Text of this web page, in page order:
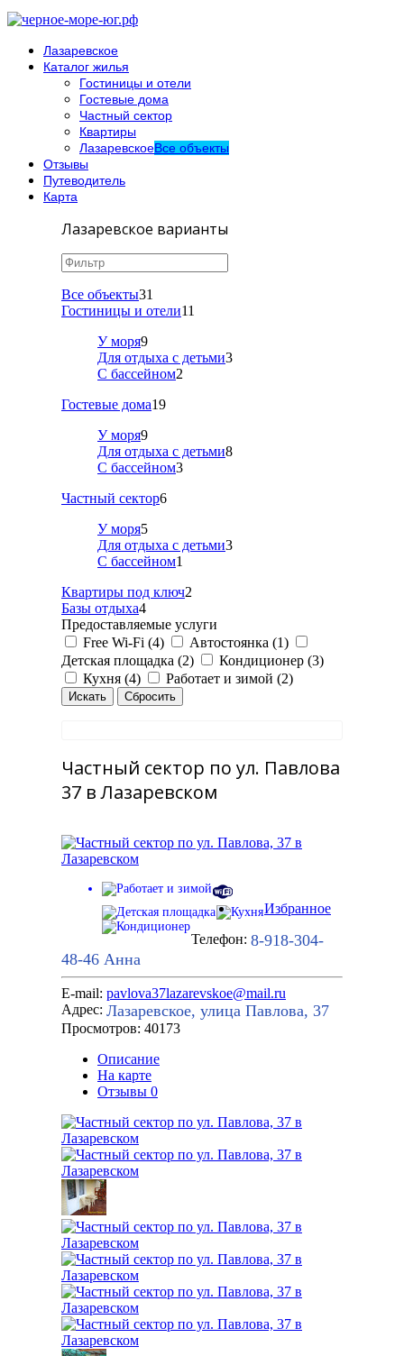
Лазаревское
Каталог жилья
Гостиницы и отели
Гостевые дома
Частный сектор
Квартиры
ЛазаревскоеВсе объекты
Отзывы
Путеводитель
Карта
Лазаревское варианты
Все объекты31
Гостиницы и отели11
У моря9
Для отдыха с детьми3
С бассейном2
Гостевые дома19
У моря9
Для отдыха с детьми8
С бассейном3
Частный сектор6
У моря5
Для отдыха с детьми3
С бассейном1
Квартиры под ключ2
Базы отдыха4
Предоставляемые услуги
Free Wi-Fi (4)
Автостоянка (1)
Детская площадка (2)
Кондиционер (3)
Кухня (4)
Работает и зимой (2)
Частный сектор по ул. Павлова
37 в Лазаревском
Избранное
Телефон: 8-918-304-
48-46 Анна
E-mail: pavlova37lazarevskoe@mail.ru
Адрес: Лазаревское, улица Павлова, 37
Просмотров: 40173
Описание
На карте
Отзывы 0